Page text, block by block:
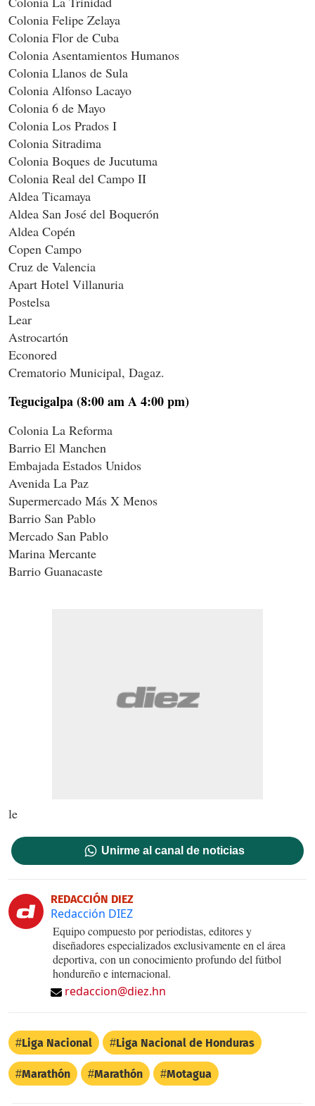
Colonia Felipe Zelaya
Colonia Flor de Cuba
Colonia Asentamientos Humanos
Colonia Llanos de Sula
Colonia Alfonso Lacayo
Colonia 6 de Mayo
Colonia Los Prados I
Colonia Sitradima
Colonia Boques de Jucutuma
Colonia Real del Campo II
Aldea Ticamaya
Aldea San José del Boquerón
Aldea Copén
Copen Campo
Cruz de Valencia
Apart Hotel Villanuria
Postelsa
Lear
Astrocartón
Econored
Crematorio Municipal, Dagaz.
Tegucigalpa (8:00 am A 4:00 pm)
Colonia La Reforma
Barrio El Manchen
Embajada Estados Unidos
Avenida La Paz
Supermercado Más X Menos
Barrio San Pablo
Mercado San Pablo
Marina Mercante
Barrio Guanacaste
le
Unirme al canal de noticias
REDACCIÓN DIEZ
Redacción DIEZ
Equipo compuesto por periodistas, editores y
diseñadores especializados exclusivamente en el área
deportiva, con un conocimiento profundo del fútbol
hondureño e internacional.
redaccion@diez.hn
Liga Nacional Liga Nacional de Honduras
Marathón Marathón Motagua